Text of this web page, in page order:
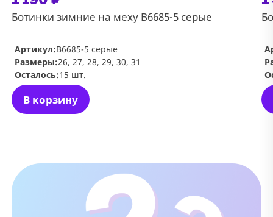
Ботинки зимние на меху В6685-5 серые
В корзину
Артикул:В6685-5 серые
Размеры:26, 27, 28, 29, 30, 31
Осталось:15 шт.